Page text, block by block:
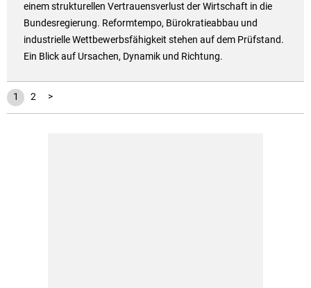
einem strukturellen Vertrauensverlust der Wirtschaft in die
Bundesregierung. Reformtempo, Bürokratieabbau und
industrielle Wettbewerbsfähigkeit stehen auf dem Prüfstand.
Ein Blick auf Ursachen, Dynamik und Richtung.
1 2 >